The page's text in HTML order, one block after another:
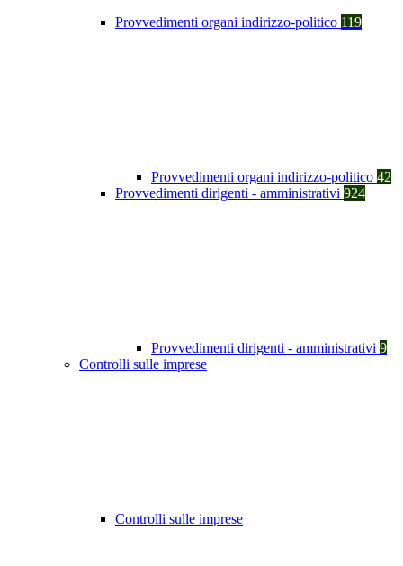
Provvedimenti organi indirizzo-politico 119
Provvedimenti organi indirizzo-politico 42
Provvedimenti dirigenti - amministrativi 924
Provvedimenti dirigenti - amministrativi 9
Controlli sulle imprese
Controlli sulle imprese